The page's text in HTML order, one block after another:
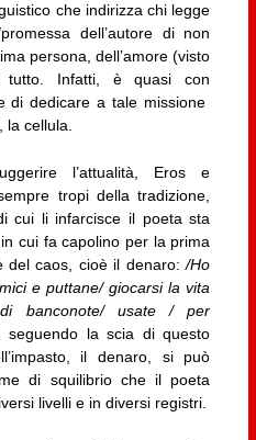
che indirizza chi legge
dell’autore di non
persona, dell’amore (visto
tutto. Infatti, è quasi con
di dedicare a tale missione
cellula.
l’attualità, Eros e
tropi della tradizione,
cui li infarcisce il poeta sta
cui fa capolino per la prima
del caos, cioè il denaro:/Ho
e puttane/ giocarsi la vita
banconote/ usate / per
seguendo la scia di questo
il denaro, si può
di squilibrio che il poeta
livelli e in diversi registri.